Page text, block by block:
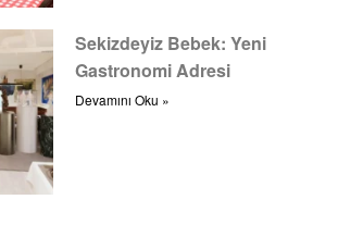
Sekizdeyiz Bebek: Yeni
Gastronomi Adresi
Devamını Oku »